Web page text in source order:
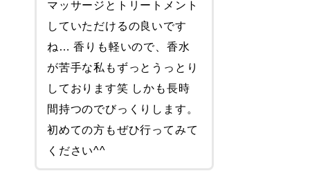
マッサージとトリートメント
していただけるの良いです
ね… 香りも軽いので、香水
が苦手な私もずっとうっとり
しております笑 しかも長時
間持つのでびっくりします。
初めての方もぜひ行ってみて
ください^^